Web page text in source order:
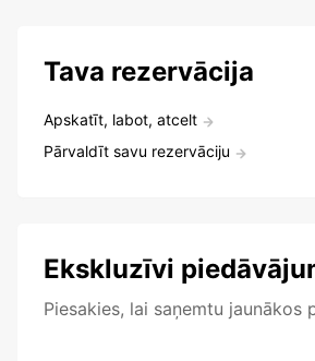
Tava rezervācija
Apskatīt, labot, atcelt
Pārvaldīt savu rezervāciju
Ekskluzīvi
Piesakies, lai saņemtu jaunākos